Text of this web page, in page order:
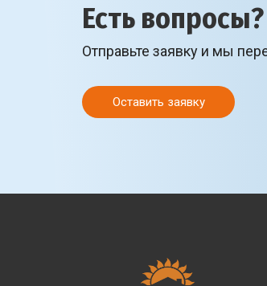
Есть вопросы?
Отправьте заявку и мы
Оставить заявку